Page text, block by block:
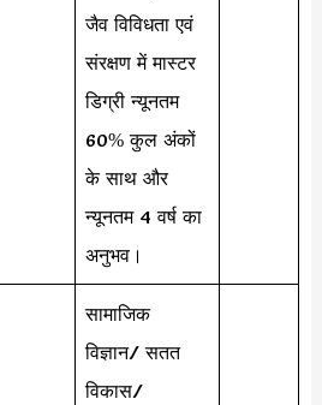
जैव विविधता एवं
संरक्षण में मास्टर
डिग्री न्यूनतम
60% कुल अंकों
के साथ और
न्यूनतम 4 वर्ष का
अनुभव।
सामाजिक
विज्ञान/ सतत
विकास/